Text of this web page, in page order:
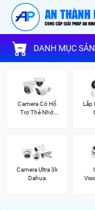
DANH MỤC
Camera Có Hổ
Trợ Thẻ Nhớ
Lắp
Camera Ultra 3k
Dahua